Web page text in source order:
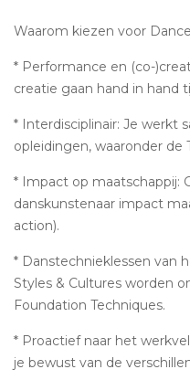
Waarom kiezen voor
* Performance en (co-
creatie gaan hand in hand
* Interdisciplinair: Je werkt
opleidingen, waaronder de
* Impact op maatschappij:
danskunstenaar impact
action).
* Danstechnieklessen van
Styles & Cultures worden
Foundation Techniques.
* Proactief naar het
je bewust van de